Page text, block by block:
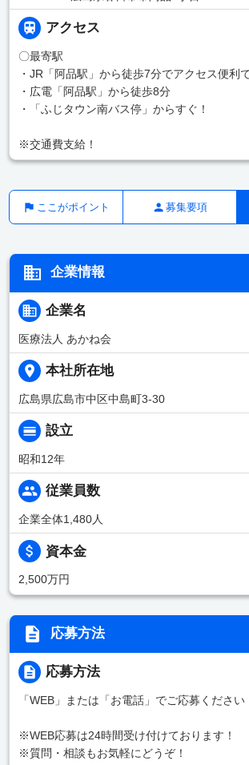
アクセス
〇最寄駅
・JR「阿品駅」から徒歩7分でアクセス便利
・広電「阿品駅」から徒歩8分
・「ふじタウン南バス停」からすぐ！
※交通費支給！
ここがポイント 募集要項
企業情報
企業名
医療法人 あかね会
本社所在地
広島県広島市中区中島町3-30
設立
昭和12年
従業員数
企業全体1,480人
資本金
2,500万円
応募方法
応募方法
「WEB」または「お電話」でご応募ください
※WEB応募は24時間受け付けております！
※質問・相談もお気軽にどうぞ！